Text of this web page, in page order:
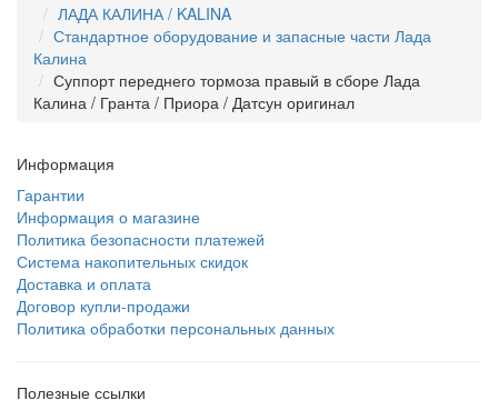
ЛАДА КАЛИНА / KALINA
Стандартное оборудование и запасные части Лада
Калина
Суппорт переднего тормоза правый в сборе Лада
Калина / Гранта / Приора / Датсун оригинал
Информация
Гарантии
Информация о магазине
Политика безопасности платежей
Система накопительных скидок
Доставка и оплата
Договор купли-продажи
Политика обработки персональных данных
Полезные ссылки